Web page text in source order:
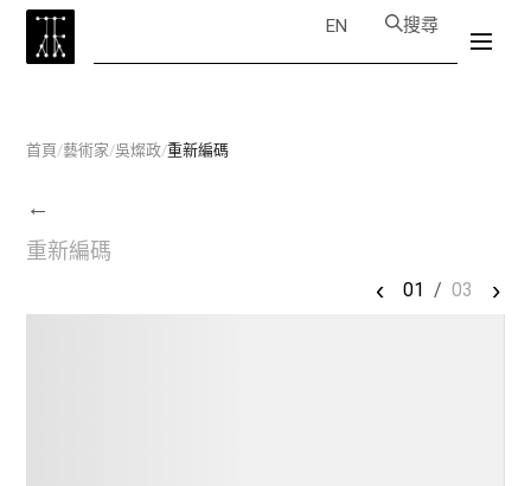
EN 搜尋
首頁/藝術家/吳燦政/重新編碼
←
重新編碼
‹ 01 / 03 ›